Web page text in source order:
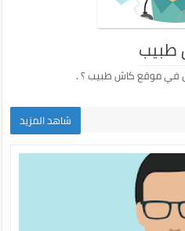
طبيب
في موقع كاش طبيب ؟ .
شاهد المزيد